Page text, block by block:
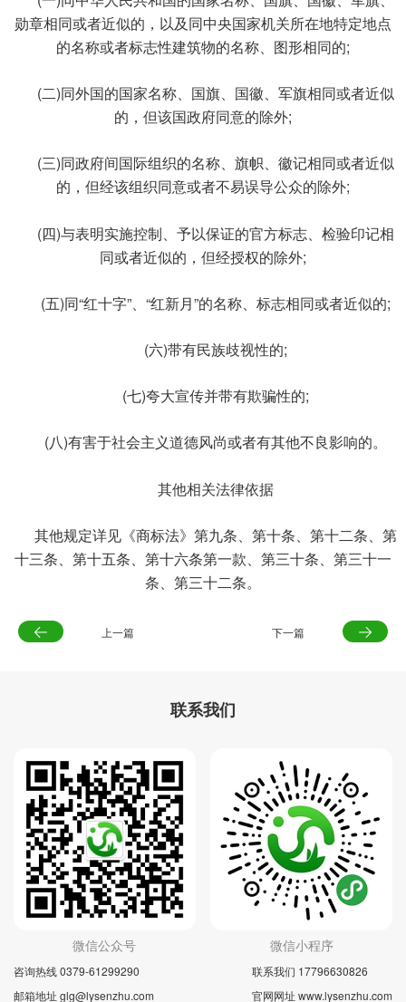
勋章相同或者近似的，以及同中央国家机关所在地特定地点
的名称或者标志性建筑物的名称、图形相同的;
(二)同外国的国家名称、国旗、国徽、军旗相同或者近似
的，但该国政府同意的除外;
(三)同政府间国际组织的名称、旗帜、徽记相同或者近似
的，但经该组织同意或者不易误导公众的除外;
(四)与表明实施控制、予以保证的官方标志、检验印记相
同或者近似的，但经授权的除外;
(五)同“红十字”、“红新月”的名称、标志相同或者近似的;
(六)带有民族歧视性的;
(七)夸大宣传并带有欺骗性的;
(八)有害于社会主义道德风尚或者有其他不良影响的。
其他相关法律依据
其他规定详见《商标法》第九条、第十条、第十二条、第
十三条、第十五条、第十六条第一款、第三十条、第三十一
条、第三十二条。
上一篇 下一篇
联系我们
微信公众号 微信小程序
咨询热线 0379-61299290
邮箱地址 glg@lysenzhu.com
联系我们 17796630826
官网网址 www.lysenzhu.com